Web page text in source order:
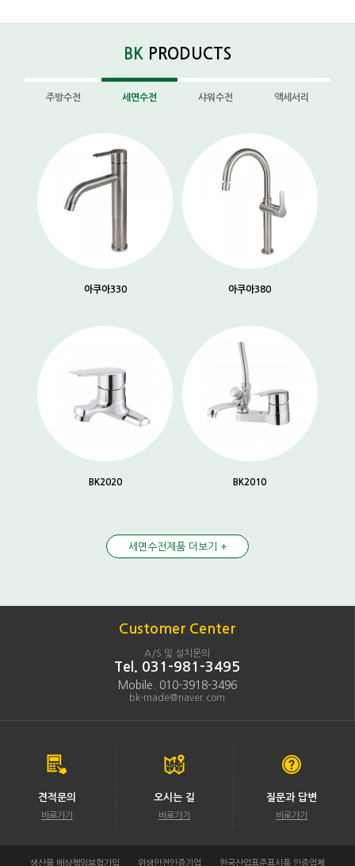
BK PRODUCTS
주방수전 세면수전 샤워수전 액세서리
아쿠아330 아쿠아380
BK2020 BK2010
세면수전제품 더보기 +
Customer Center
A/S 및 설치문의
Tel. 031-981-3495
Mobile. 010-3918-3496
bk-made@naver.com
견적문의
바로가기
오시는 길
바로가기
질문과 답변
바로가기
생산물 배상책임보험가입 위생안전인증기업 한국산업표준표시품 인증업체